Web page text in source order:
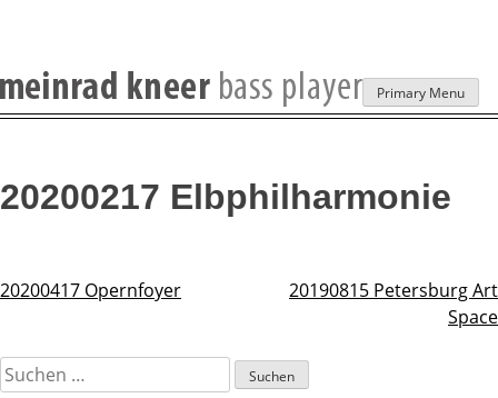
Skip
to
Primary Menu
20200217 Elbphilharmonie
Beitragsnavigation
20200417 Opernfoyer
20190815 Petersburg Art
Space
Suchen